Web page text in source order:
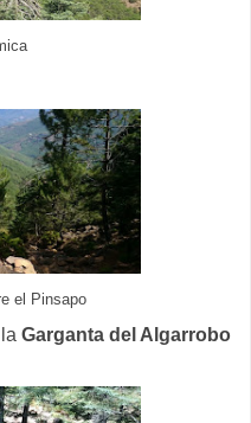
el Pinsapo
Garganta del Algarrobo